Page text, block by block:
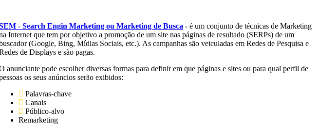
- Search Engin Marketing ou Marketing de Busca - é um conjunto de técnicas de Marketing
Internet que tem por objetivo a promoção de um site nas páginas de resultado (SERPs) de um
(Google, Bing, Mídias Sociais, etc.). As campanhas são veiculadas em Redes de Pesquisa e
de Displays e são pagas.
anunciante pode escolher diversas formas para definir em que páginas e sites ou para qual perfil de
os seus anúncios serão exibidos:
Palavras-chave
Canais
Público-alvo
Remarketing